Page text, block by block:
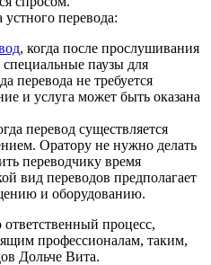
перевода:
, когда после прослушивания
паузы для
перевода не требуется
и услуга может быть оказана
перевод существляется
Оратору не нужно делать
переводчику время
вид переводов предполагает
и оборудованию.
процесс,
профессионалам, таким,
Дольче Вита.